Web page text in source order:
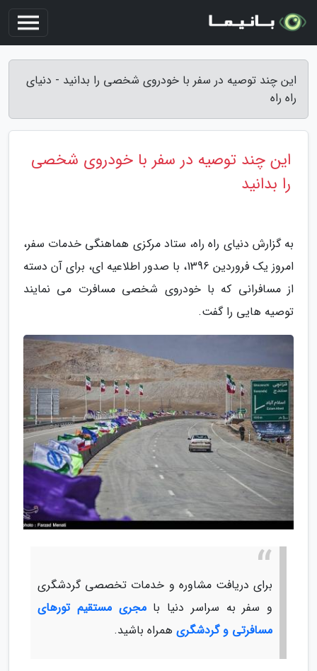
این چند توصیه در سفر با خودروی شخصی را بدانید - دنیای
راه راه
این چند توصیه در سفر با خودروی شخصی
را بدانید
به گزارش دنیای راه راه، ستاد مرکزی هماهنگی خدمات سفر،
امروز یک فروردین 1396، با صدور اطلاعیه ای، برای آن دسته
از مسافرانی که با خودروی شخصی مسافرت می نمایند
توصیه هایی را گفت.
برای دریافت مشاوره و خدمات تخصصی گردشگری
و سفر به سراسر دنیا بامجری مستقیم تورهای
مسافرتی و گردشگری همراه باشید.